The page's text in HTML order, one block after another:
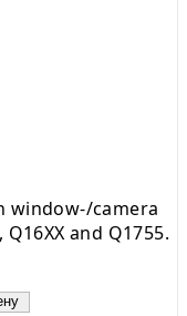
window-/camera
and Q1755.